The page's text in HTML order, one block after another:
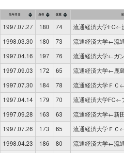
生年月日 身長 体重
1997.07.27 180 74
流通経済大学FC←
1998.03.30 180 73
流通経済大学←流
1997.04.16 197 76
流通経済大学←ガ
1997.09.03 172 65
流通経済大学←鹿
1997.07.30 184 78
流通経済大学ＦＣ
1997.04.14 179 70
流通経済大学FC←
1997.09.28 163 63
流通経済大学←新
1997.07.26 173 65
流通経済大学ＦＣ
1998.04.23 186 80
流通経済大学←流